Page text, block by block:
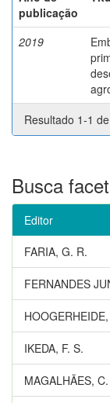
publicação
2019
Resultado 1-1
Busca
Editor
FARIA, G. R.
FERNANDES
IKEDA, F. S.
MAGALHÃES,